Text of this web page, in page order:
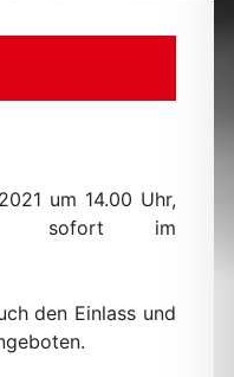
um 14.00 Uhr,
sofort im
den Einlass und